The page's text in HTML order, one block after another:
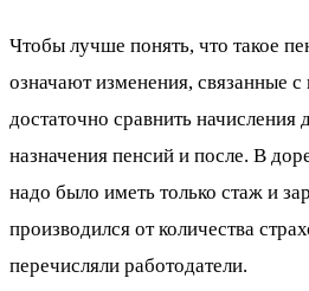
Чтобы лучше понять, что такое
означают изменения, связанные
достаточно сравнить начисления
назначения пенсий и после. В
надо было иметь только стаж и
производился от количества
перечисляли работодатели.